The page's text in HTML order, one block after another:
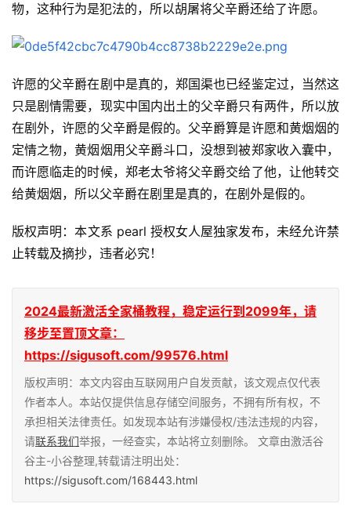
物，这种行为是犯法的，所以胡屠将父辛爵还给了许愿。
许愿的父辛爵在剧中是真的，郑国渠也已经鉴定过，当然这
只是剧情需要，现实中国内出土的父辛爵只有两件，所以放
在剧外，许愿的父辛爵是假的。父辛爵算是许愿和黄烟烟的
定情之物，黄烟烟用父辛爵斗口，没想到被郑家收入囊中，
而许愿临走的时候，郑老太爷将父辛爵交给了他，让他转交
给黄烟烟，所以父辛爵在剧里是真的，在剧外是假的。
版权声明：本文系 pearl 授权女人屋独家发布，未经允许禁
止转载及摘抄，违者必究！
2024最新激活全家桶教程，稳定运行到2099年，请
移步至置顶文章：
https://sigusoft.com/99576.html
版权声明：本文内容由互联网用户自发贡献，该文观点仅代表
作者本人。本站仅提供信息存储空间服务，不拥有所有权，不
承担相关法律责任。如发现本站有涉嫌侵权/违法违规的内容，
请联系我们举报，一经查实，本站将立刻删除。 文章由激活谷
谷主-小谷整理,转载请注明出处：
https://sigusoft.com/168443.html